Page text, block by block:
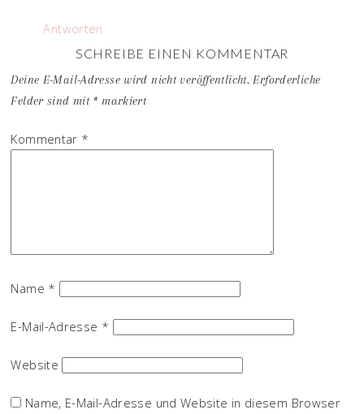
Antworten
SCHREIBE EINEN KOMMENTAR
Deine E-Mail-Adresse wird nicht veröffentlicht. Erforderliche
Felder sind mit *markiert
Kommentar *
Name *
E-Mail-Adresse *
Website
Name, E-Mail-Adresse und Website in diesem Browser